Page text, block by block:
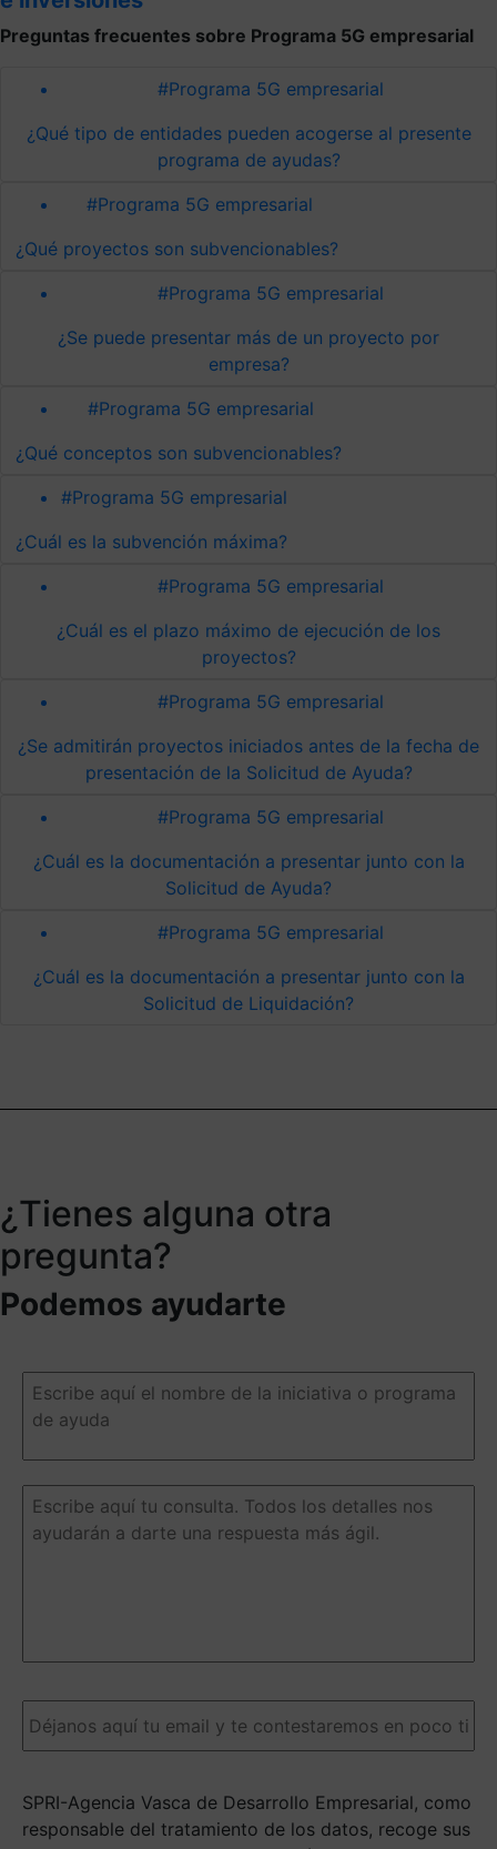
Preguntas frecuentes sobre Programa 5G empresarial
#Programa 5G empresarial
¿Qué tipo de entidades pueden acogerse al presente
programa de ayudas?
#Programa 5G empresarial
¿Qué proyectos son subvencionables?
#Programa 5G empresarial
¿Se puede presentar más de un proyecto por
empresa?
#Programa 5G empresarial
¿Qué conceptos son subvencionables?
#Programa 5G empresarial
¿Cuál es la subvención máxima?
#Programa 5G empresarial
¿Cuál es el plazo máximo de ejecución de los
proyectos?
#Programa 5G empresarial
¿Se admitirán proyectos iniciados antes de la fecha de
presentación de la Solicitud de Ayuda?
#Programa 5G empresarial
¿Cuál es la documentación a presentar junto con la
Solicitud de Ayuda?
#Programa 5G empresarial
¿Cuál es la documentación a presentar junto con la
Solicitud de Liquidación?
¿Tienes alguna otra
pregunta?
Podemos ayudarte
Escribe
aquí
el
la
iniciativa
Escribe
aquí
tu
darte
una
ágil.
(Obligatorio)
Email (Obligatorio)
SPRI-Agencia Vasca de Desarrollo Empresarial, como
responsable del tratamiento de los datos, recoge sus